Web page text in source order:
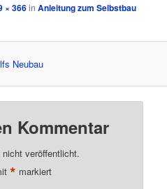
× 366inAnleitung zum Selbstbau
Kommentar
veröffentlicht.
* markiert